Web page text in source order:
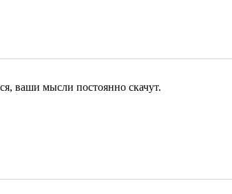
ваши мысли постоянно скачут.